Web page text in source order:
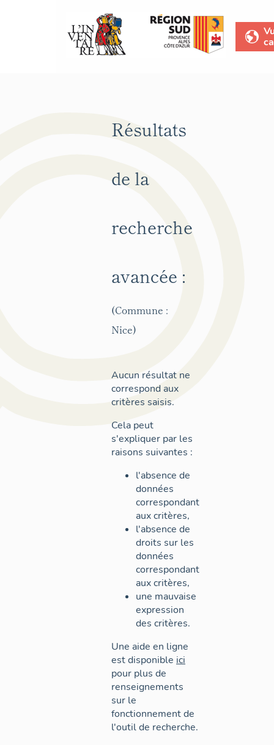
Résultats
de la
recherche
avancée :
(Commune :
Nice)
Aucun résultat ne
correspond aux
critères saisis.
Cela peut
s'expliquer par les
raisons suivantes :
l'absence de
données
correspondant
aux critères,
l'absence de
droits sur les
données
correspondant
aux critères,
une mauvaise
expression
des critères.
Une aide en ligne
est disponible ici
pour plus de
renseignements
sur le
fonctionnement de
l'outil de recherche.